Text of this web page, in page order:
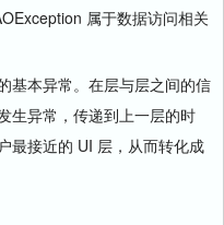
属于数据访问相关
本异常。在层与层之间的信
生异常，传递到上一层的时
最接近的 UI 层，从而转化成